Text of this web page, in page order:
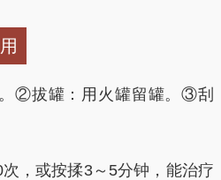
②拔罐：用火罐留罐。③刮
，或按揉3～5分钟，能治疗